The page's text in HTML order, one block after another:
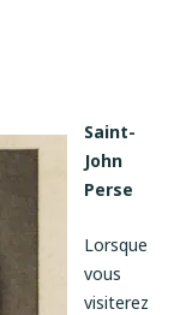
Saint-
John
Perse
Lorsque
vous
visiterez